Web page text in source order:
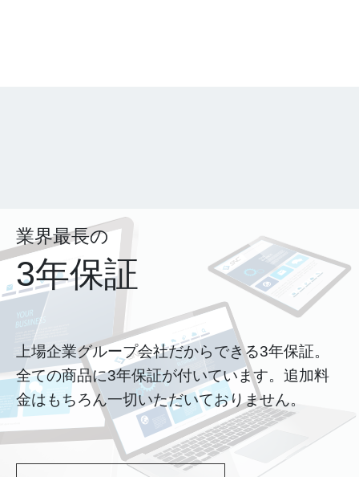
業界最長の
3年保証
上場企業グループ会社だからできる3年保証。
全ての商品に3年保証が付いています。追加料
金はもちろん一切いただいておりません。